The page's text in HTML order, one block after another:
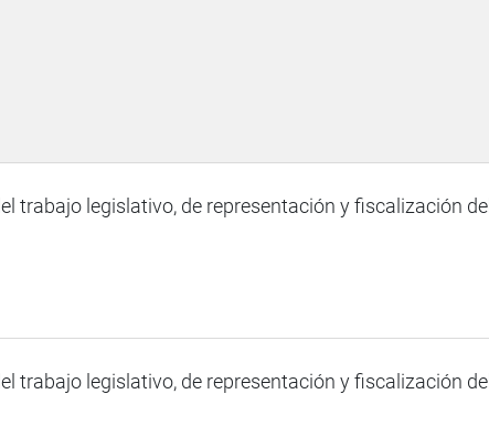
trabajo legislativo, de representación y fiscalización del
trabajo legislativo, de representación y fiscalización del